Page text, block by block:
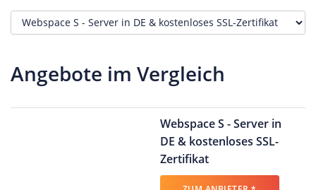
Angebote im Vergleich
Webspace S - Server in
DE & kostenloses SSL-
Zertifikat